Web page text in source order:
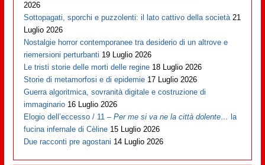
2026
Sottopagati, sporchi e puzzolenti: il lato cattivo della società 21
Luglio 2026
Nostalgie horror contemporanee tra desiderio di un altrove e
riemersioni perturbanti 19 Luglio 2026
Le tristi storie delle morti delle regine 18 Luglio 2026
Storie di metamorfosi e di epidemie 17 Luglio 2026
Guerra algoritmica, sovranità digitale e costruzione di
immaginario 16 Luglio 2026
Elogio dell’eccesso / 11 –Per me si va ne la città dolente… la
fucina infernale di Cèline 15 Luglio 2026
Due racconti pre agostani 14 Luglio 2026